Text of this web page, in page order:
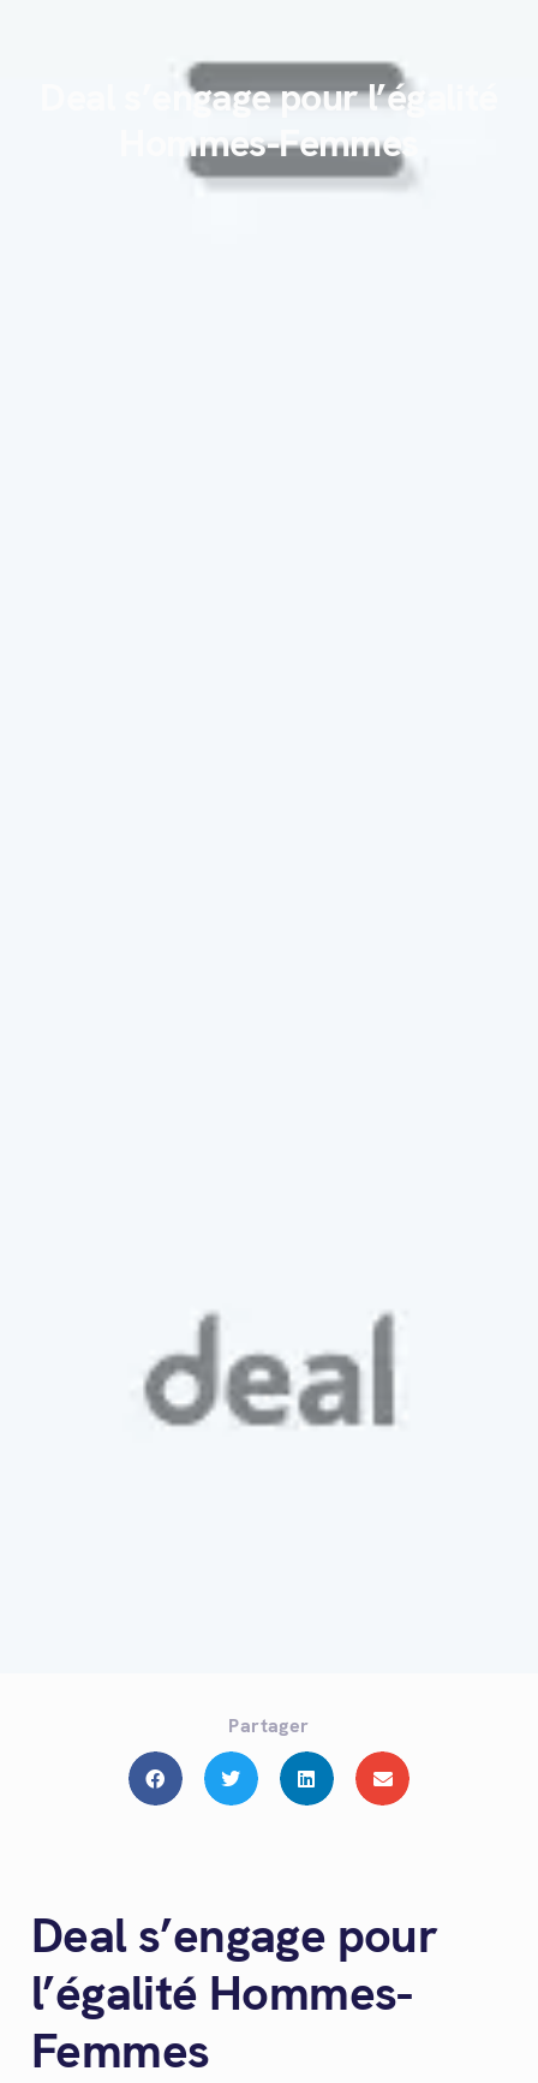
Deal s’engage pour l’égalité
Hommes-Femmes
Partager
Deal s’engage pour
l’égalité Hommes-
Femmes